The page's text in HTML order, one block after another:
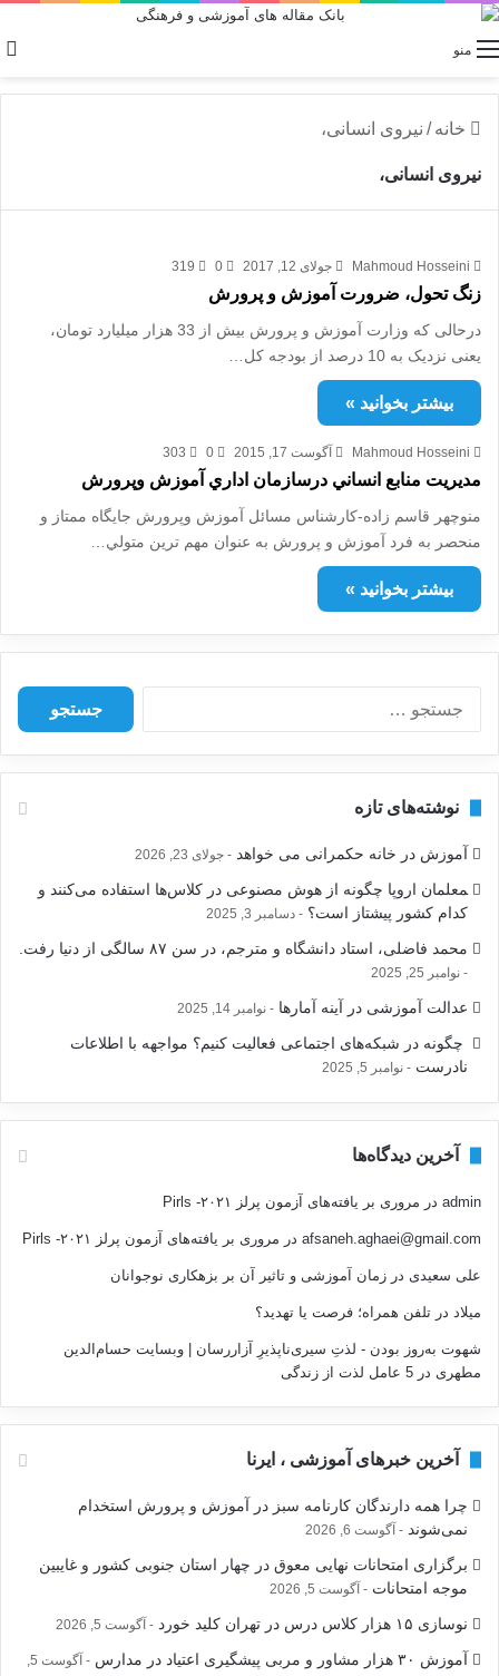
منو
خانه / نیروی انسانی،
نیروی انسانی،
Mahmoud Hosseini جولای 12, 2017 0
319
زنگ تحول، ضرورت آموزش و پرورش
درحالی که وزارت آموزش و پرورش بیش از 33 هزار میلیارد تومان،
یعنی نزدیک به 10 درصد از بودجه کل…
بیشتر بخوانید »
Mahmoud Hosseini آگوست 17, 2015 0
303
مديريت منابع انساني درسازمان اداري آموزش وپرورش
منوچهر قاسم زاده-كارشناس مسائل آموزش وپرورش جايگاه ممتاز و
منحصر به فرد آموزش و پرورش به عنوان مهم ترين متولي…
بیشتر بخوانید »
س
ا
ی
نوشته‌های تازه
آموزش در خانه حکمرانی می خواهد جولای 23, 2026
‍معلمان اروپا چگونه از هوش مصنوعی در کلاس‌ها استفاده می‌کنند و
کدام کشور پیشتاز است؟
دسامبر 3, 2025
محمد فاضلی، استاد دانشگاه و مترجم، در سن ۸۷ سالگی از دنیا رفت.
نوامبر 25, 2025
عدالت آموزشی در آینه آمارها نوامبر 14, 2025
‍ چگونه در شبکه‌های اجتماعی فعالیت کنیم؟ مواجهه با اطلاعات
نادرست
نوامبر 5, 2025
آخرین دیدگاه‌ها
admin در مروری بر یافته‌های آزمون پرلز ۲۰۲۱- Pirls
afsaneh.aghaei@gmail.com در مروری بر یافته‌های آزمون پرلز ۲۰۲۱- Pirls
علی سعیدی در زمان آموزشی و تاثیر آن بر بزهکاری نوجوانان
میلاد در تلفن همراه؛ فرصت يا تهديد؟
شهوت به‌روز بودن - لذتِ سیری‌ناپذیرِ آزاررسان | وبسایت حسام‌الدین
مطهری در 5 عامل لذت از زندگی
آخرین خبرهای آموزشی ، ایرنا
چرا همه دارندگان کارنامه سبز در آموزش و پرورش استخدام
نمی‌شوند
آگوست 6, 2026
برگزاری امتحانات نهایی معوق در چهار استان جنوبی کشور و غایبین
موجه امتحانات
آگوست 5, 2026
نوسازی ۱۵ هزار کلاس درس در تهران کلید خورد آگوست 5, 2026
آموزش ۳۰ هزار مشاور و مربی پیشگیری اعتیاد در مدارس
آگوست 5,